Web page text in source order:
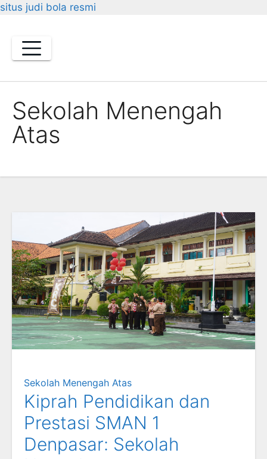
situs judi bola resmi
content
Sekolah Menengah
Atas
Sekolah Menengah Atas
Kiprah Pendidikan dan
Prestasi SMAN 1
Denpasar: Sekolah